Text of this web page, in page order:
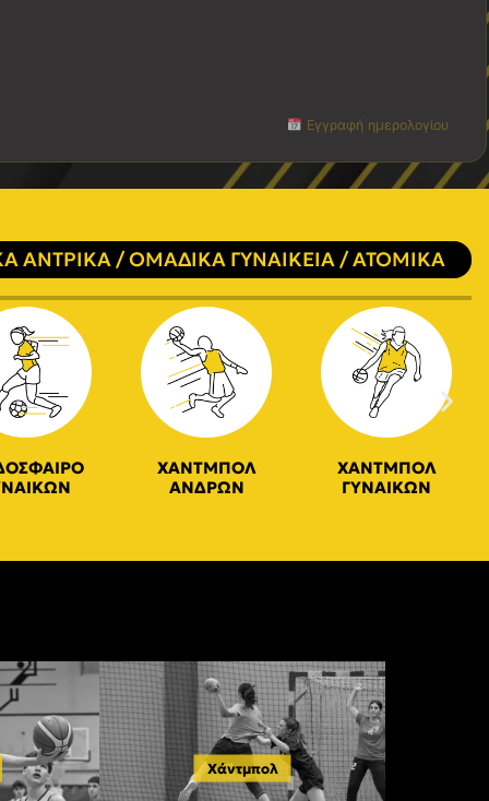
Εγγραφή ημερολογίου
ΑΝΤΡΙΚΑ / ΟΜΑΔΙΚΑ ΓΥΝΑΙΚΕΙΑ / ΑΤΟΜΙΚΑ
ΧΑΝΤΜΠΟΛ
ΑΝΔΡΩΝ
ΧΑΝΤΜΠΟΛ
ΓΥΝΑΙΚΩΝ
Χάντμπολ